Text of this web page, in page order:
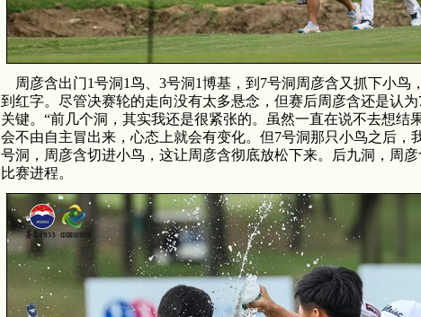
周彦含出门1号洞1鸟、3号洞1博基，到7号洞周彦含又抓下小鸟
到红字。尽管决赛轮的走向没有太多悬念，但赛后周彦含还是认
关键。“前几个洞，其实我还是很紧张的。虽然一直在说不去想结
会不由自主冒出来，心态上就会有变化。但7号洞那只小鸟之后，
号洞，周彦含切进小鸟，这让周彦含彻底放松下来。后九洞，周
比赛进程。